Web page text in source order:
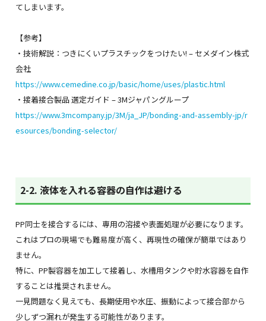
てしまいます。
【参考】
・技術解説：つきにくいプラスチックをつけたい! – セメダイン株式
会社
https://www.cemedine.co.jp/basic/home/uses/plastic.html
・接着接合製品 選定ガイド – 3Mジャパングループ
https://www.3mcompany.jp/3M/ja_JP/bonding-and-assembly-jp/r
esources/bonding-selector/
2-2. 液体を入れる容器の自作は避ける
PP同士を接合するには、専用の溶接や表面処理が必要になります。
これはプロの現場でも難易度が高く、再現性の確保が簡単ではあり
ません。
特に、PP製容器を加工して接着し、水槽用タンクや貯水容器を自作
することは推奨されません。
一見問題なく見えても、長期使用や水圧、振動によって接合部から
少しずつ漏れが発生する可能性があります。